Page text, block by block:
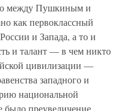
между Пушкиным и
как первоклассный
и Запада, а то и
и талант — в чем никто
цивилизации —
западного и
национальной
было преувеличение,